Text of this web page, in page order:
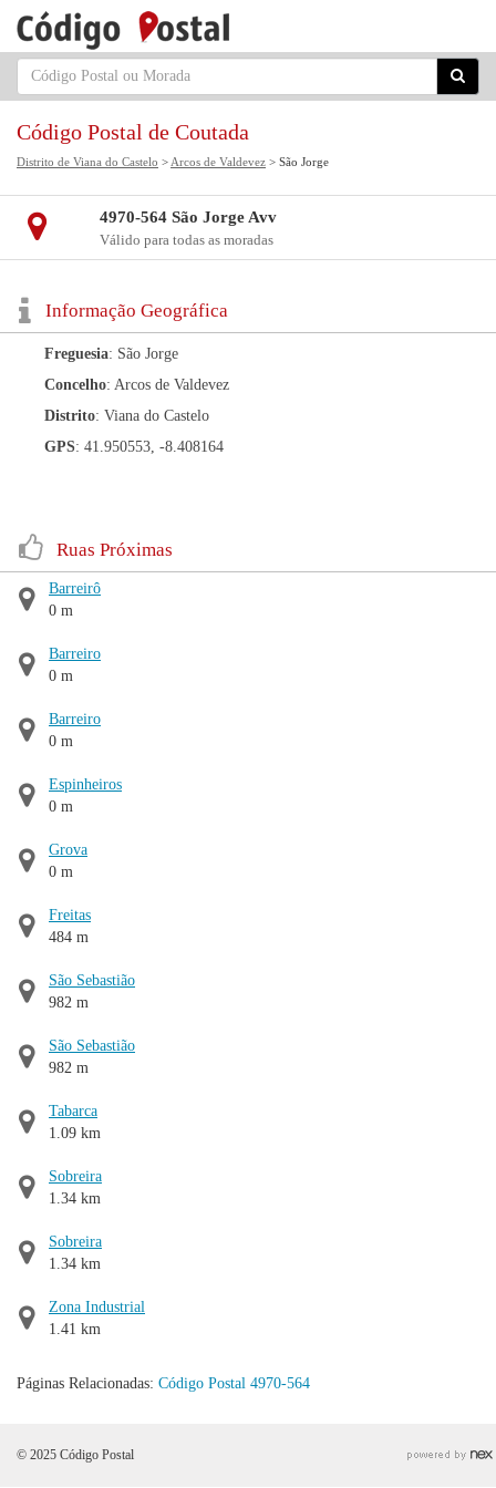
Código Postal de Coutada
Distrito de Viana do Castelo > Arcos de Valdevez > São Jorge
4970-564 São Jorge Avv
Válido para todas as moradas
Informação Geográfica
Freguesia: São Jorge
Concelho: Arcos de Valdevez
Distrito: Viana do Castelo
GPS: 41.950553, -8.408164
Ruas Próximas
Barreirô
0 m
Barreiro
0 m
Barreiro
0 m
Espinheiros
0 m
Grova
0 m
Freitas
484 m
São Sebastião
982 m
São Sebastião
982 m
Tabarca
1.09 km
Sobreira
1.34 km
Sobreira
1.34 km
Zona Industrial
1.41 km
Páginas Relacionadas: Código Postal 4970-564
© 2025 Código Postal